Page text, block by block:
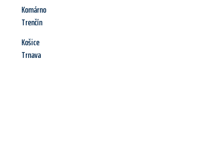
Komárno
Trenčín
Košice
Trnava